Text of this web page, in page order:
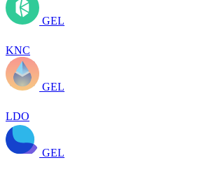
GEL
KNC
GEL
LDO
GEL